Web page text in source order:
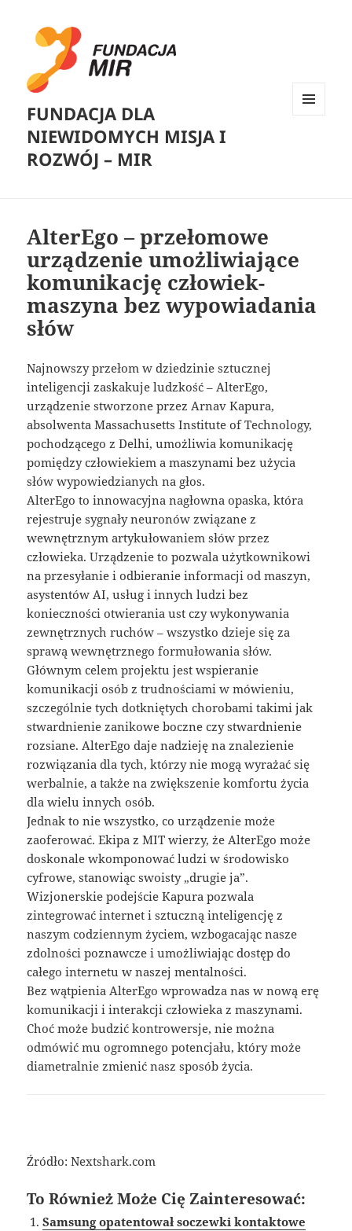
FUNDACJA DLA
NIEWIDOMYCH MISJA I
ROZWÓJ – MIR
AlterEgo – przełomowe
urządzenie umożliwiające
komunikację człowiek-
maszyna bez wypowiadania
słów
Najnowszy przełom w dziedzinie sztucznej
inteligencji zaskakuje ludzkość – AlterEgo,
urządzenie stworzone przez Arnav Kapura,
absolwenta Massachusetts Institute of Technology,
pochodzącego z Delhi, umożliwia komunikację
pomiędzy człowiekiem a maszynami bez użycia
słów wypowiedzianych na głos.
AlterEgo to innowacyjna nagłowna opaska, która
rejestruje sygnały neuronów związane z
wewnętrznym artykułowaniem słów przez
człowieka. Urządzenie to pozwala użytkownikowi
na przesyłanie i odbieranie informacji od maszyn,
asystentów AI, usług i innych ludzi bez
konieczności otwierania ust czy wykonywania
zewnętrznych ruchów – wszystko dzieje się za
sprawą wewnętrznego formułowania słów.
Głównym celem projektu jest wspieranie
komunikacji osób z trudnościami w mówieniu,
szczególnie tych dotkniętych chorobami takimi jak
stwardnienie zanikowe boczne czy stwardnienie
rozsiane. AlterEgo daje nadzieję na znalezienie
rozwiązania dla tych, którzy nie mogą wyrażać się
werbalnie, a także na zwiększenie komfortu życia
dla wielu innych osób.
Jednak to nie wszystko, co urządzenie może
zaoferować. Ekipa z MIT wierzy, że AlterEgo może
doskonale wkomponować ludzi w środowisko
cyfrowe, stanowiąc swoisty „drugie ja”.
Wizjonerskie podejście Kapura pozwala
zintegrować internet i sztuczną inteligencję z
naszym codziennym życiem, wzbogacając nasze
zdolności poznawcze i umożliwiając dostęp do
całego internetu w naszej mentalności.
Bez wątpienia AlterEgo wprowadza nas w nową erę
komunikacji i interakcji człowieka z maszynami.
Choć może budzić kontrowersje, nie można
odmówić mu ogromnego potencjału, który może
diametralnie zmienić nasz sposób życia.
Źródło: Nextshark.com
To Również Może Cię Zainteresować:
Samsung opatentował soczewki kontaktowe